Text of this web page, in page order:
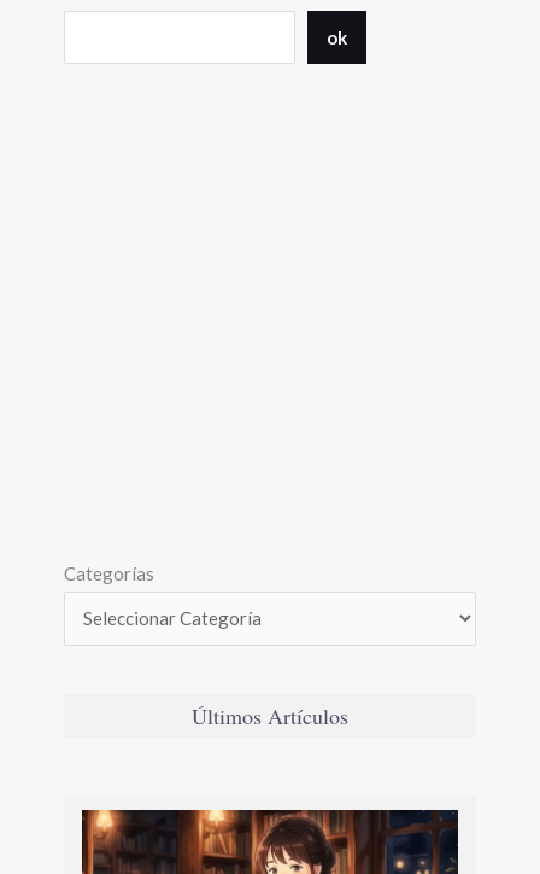
ok
Categorías
Últimos Artículos